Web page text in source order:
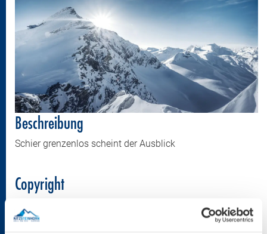
Beschreibung
Schier grenzenlos scheint der Ausblick
Copyright